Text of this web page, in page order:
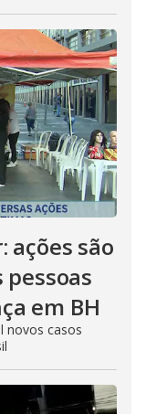
ações são
em BH
novos casos